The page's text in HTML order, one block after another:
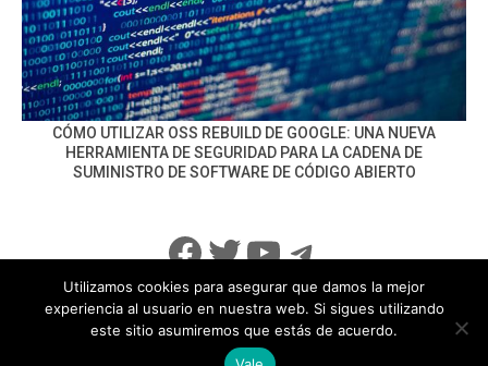
CÓMO UTILIZAR OSS REBUILD DE GOOGLE: UNA NUEVA
HERRAMIENTA DE SEGURIDAD PARA LA CADENA DE
SUMINISTRO DE SOFTWARE DE CÓDIGO ABIERTO
Facebook
Twitter
YouTube
Telegram
info@noticiasseguridad.com Política de Privacidad
Utilizamos cookies para asegurar que damos la mejor
experiencia al usuario en nuestra web. Si sigues utilizando
este sitio asumiremos que estás de acuerdo.